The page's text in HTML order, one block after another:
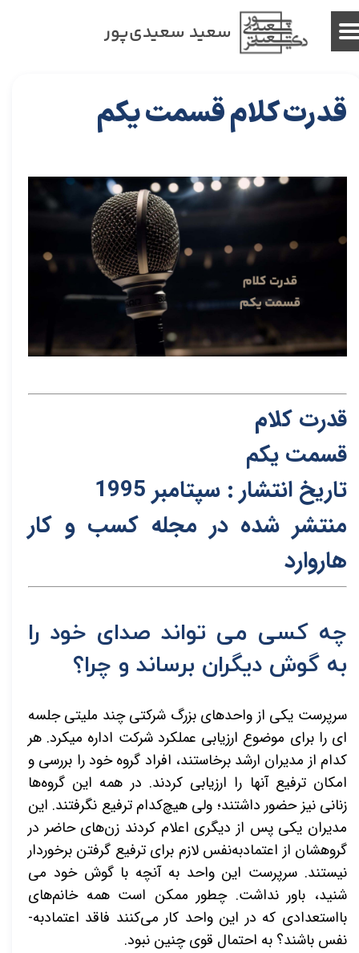
سعید سعیدی‌پور
قدرت کلام قسمت یکم
قدرت کلام
قسمت یکم
تاریخ انتشار : سپتامبر 1995
منتشر شده در مجله کسب و کار
هاروارد
چه کسی می تواند صدای خود را
به گوش دیگران برساند و چرا؟
سرپرست یکی از واحدهای بزرگ شرکتی چند ملیتی جلسه­‌
ای را برای موضوع ارزیابی عملکرد شرکت اداره می­کرد. هر
کدام از مدیران ارشد برخاستند، افراد گروه خود را بررسی و
امکان ترفیع آن­ها را ارزیابی کردند. در همه این گروه­­‌ها
زنانی نیز حضور داشتند؛ ولی هیچ­‌کدام ترفیع نگرفتند. این
مدیران یکی پس از دیگری اعلام کردند زن­‌های حاضر در
گروهشان از اعتمادبه‌­نفس لازم برای ترفیع گرفتن برخوردار
نیستند. سرپرست این واحد به آنچه با گوش خود می­‌
شنید، باور نداشت. چطور ممکن است همه خانم­‌های
بااستعدادی که در این واحد کار می­‌کنند فاقد اعتمادبه‌­
نفس باشند؟ به احتمال قوی چنین نبود.